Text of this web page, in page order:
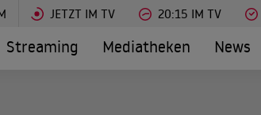
JETZT IM TV 20:15 IM TV
Streaming Mediatheken News